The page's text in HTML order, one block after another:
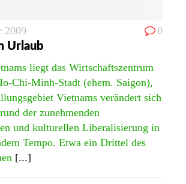
2009
0
Urlaub
liegt das Wirtschaftszentrum
Chi-Minh-Stadt (ehem. Saigon),
Vietnams verändert sich
der zunehmenden
und kulturellen Liberalisierung in
Tempo. Etwa ein Drittel des
[...]